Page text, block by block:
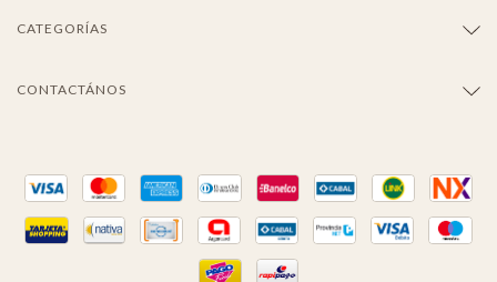
CATEGORÍAS
CONTACTÁNOS